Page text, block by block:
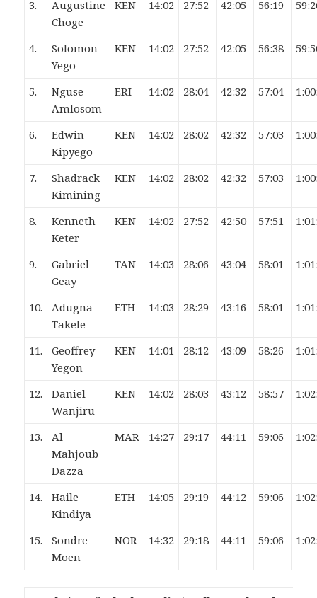
3.
Augustine
Choge
KEN 14:02 27:52 42:05 56:19
4.
Solomon
Yego
KEN 14:02 27:52 42:05 56:38
5.
Nguse
Amlosom
ERI 14:02 28:04 42:32 57:04
6.
Edwin
Kipyego
KEN 14:02 28:02 42:32 57:03
7.
Shadrack
Kimining
KEN 14:02 28:02 42:32 57:03
8.
Kenneth
Keter
KEN 14:02 27:52 42:50 57:51
9.
Gabriel
Geay
TAN 14:03 28:06 43:04 58:01
10.
Adugna
Takele
ETH 14:03 28:29 43:16 58:01
11.
Geoffrey
Yegon
KEN 14:01 28:12 43:09 58:26
12.
Daniel
Wanjiru
KEN 14:02 28:03 43:12 58:57
13.
Al
Mahjoub
Dazza
MAR 14:27 29:17 44:11 59:06
14.
Haile
Kindiya
ETH 14:05 29:19 44:12 59:06
15.
Sondre
Moen
NOR 14:32 29:18 44:11 59:06